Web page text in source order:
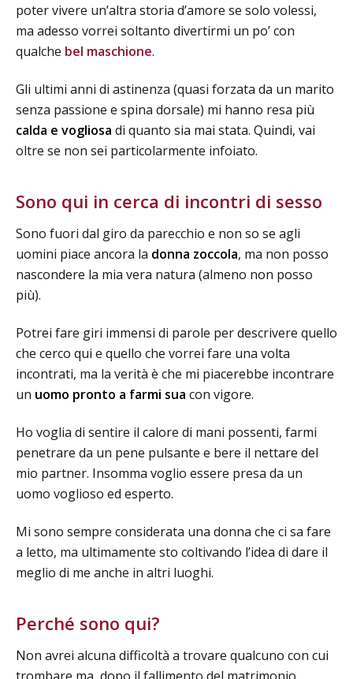
poter vivere un’altra storia d’amore se solo volessi,
ma adesso vorrei soltanto divertirmi un po’ con
qualche bel maschione.
Gli ultimi anni di astinenza (quasi forzata da un marito
senza passione e spina dorsale) mi hanno resa più
calda e vogliosa di quanto sia mai stata. Quindi, vai
oltre se non sei particolarmente infoiato.
Sono qui in cerca di incontri di sesso
Sono fuori dal giro da parecchio e non so se agli
uomini piace ancora la donna zoccola, ma non posso
nascondere la mia vera natura (almeno non posso
più).
Potrei fare giri immensi di parole per descrivere quello
che cerco qui e quello che vorrei fare una volta
incontrati, ma la verità è che mi piacerebbe incontrare
un uomo pronto a farmi sua con vigore.
Ho voglia di sentire il calore di mani possenti, farmi
penetrare da un pene pulsante e bere il nettare del
mio partner. Insomma voglio essere presa da un
uomo voglioso ed esperto.
Mi sono sempre considerata una donna che ci sa fare
a letto, ma ultimamente sto coltivando l’idea di dare il
meglio di me anche in altri luoghi.
Perché sono qui?
Non avrei alcuna difficoltà a trovare qualcuno con cui